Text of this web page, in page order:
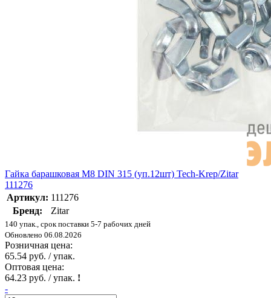
Гайка барашковая М8 DIN 315 (уп.12шт) Tech-Krep/Zitar
111276
Артикул: 111276
Бренд:
Zitar
140 упак., срок поставки 5-7 рабочих дней
Обновлено 06.08.2026
Розничная цена:
65.54 руб. / упак.
Оптовая цена:
64.23 руб. / упак. !
-